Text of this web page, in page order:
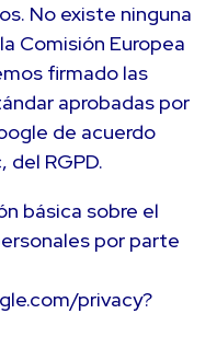
No existe ninguna
Comisión Europea
firmado las
aprobadas por
de acuerdo
del RGPD.
básica sobre el
por parte
privacy?